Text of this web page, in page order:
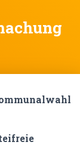
A
N
M